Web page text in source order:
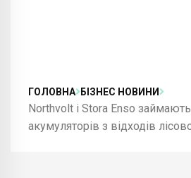
ГОЛОВНА БІЗНЕС НОВИНИ
Northvolt і Stora Enso
акумуляторів з відходів